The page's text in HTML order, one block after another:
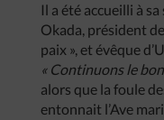
Il a été accueilli à
Okada, président
paix », et évêque
« Continuons le
alors que la foule
entonnait l’Ave